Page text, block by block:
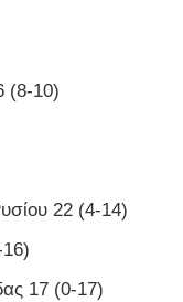
(8-10)
22 (4-14)
17 (0-17)